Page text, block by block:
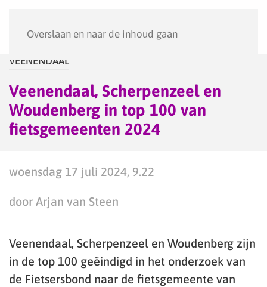
Overslaan en naar de inhoud gaan
VEENENDAAL
Veenendaal, Scherpenzeel en
Woudenberg in top 100 van
fietsgemeenten 2024
woensdag 17 juli 2024, 9.22
door Arjan van Steen
Veenendaal, Scherpenzeel en Woudenberg zijn
in de top 100 geëindigd in het onderzoek van
de Fietsersbond naar de fietsgemeente van